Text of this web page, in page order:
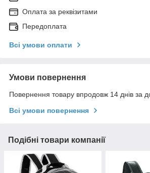
Оплата за реквізитами
Передоплата
Всі умови оплати
Умови повернення
Повернення товару впродовж 14 днів за
Всі умови повернення
Подібні товари компанії